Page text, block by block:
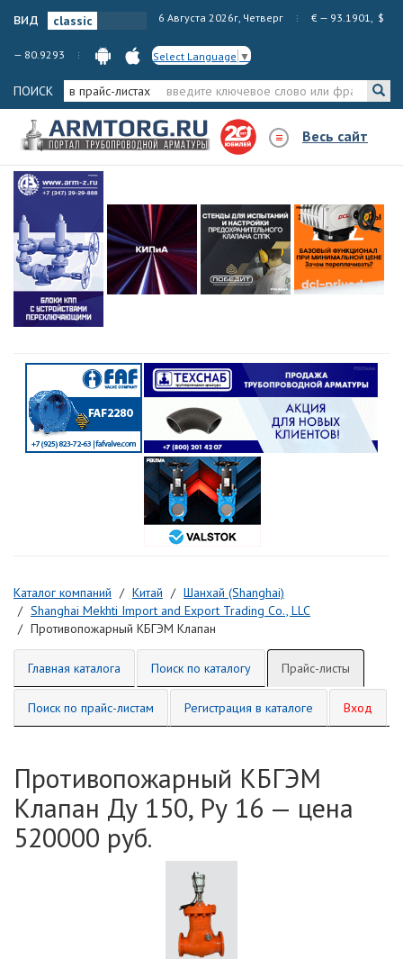
вид 6 Августа 2026г, Четверг € — 93.1901, $
— 80.9293 Select Language ▼
ПОИСК в прайс-листах
Весь сайт
Каталог компаний Китай
Шанхай (Shanghai)
Shanghai Mekhti Import and Export Trading Co., LLC
Противопожарный КБГЭМ Клапан
Главная каталога Поиск по каталогу Прайс-листы
Поиск по прайс-листам Регистрация в каталоге Вход
Противопожарный КБГЭМ
Клапан Ду 150, Ру 16 — цена
520000 руб.